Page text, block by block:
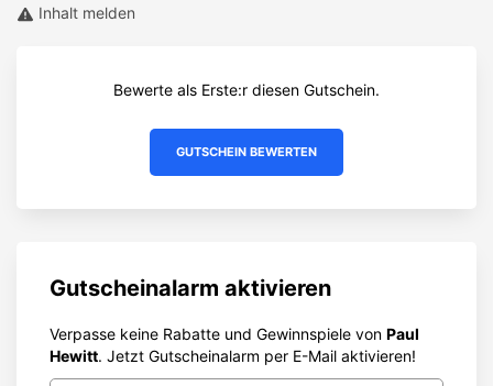
Inhalt melden
Bewerte als Erste:r diesen Gutschein.
GUTSCHEIN BEWERTEN
Gutscheinalarm aktivieren
Verpasse keine Rabatte und Gewinnspiele von Paul
Hewitt. Jetzt Gutscheinalarm per E-Mail aktivieren!